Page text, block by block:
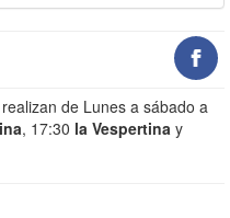
de Lunes a sábado a
, 17:30 la Vespertina y